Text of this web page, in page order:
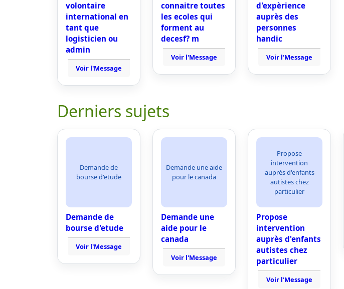
volontaire
international en
tant que
logisticien ou
admin
Voir l'Message
connaitre toutes
les ecoles qui
forment au
decesf? m
Voir l'Message
d'expèrience
auprès des
personnes
handic
Voir l'Message
Derniers sujets
Demande de
bourse d'etude
Demande de
bourse d'etude
Voir l'Message
Demande une aide
pour le canada
Demande une
aide pour le
canada
Voir l'Message
Propose
intervention
auprès d'enfants
autistes chez
particulier
Propose
intervention
auprès d'enfants
autistes chez
particulier
Voir l'Message